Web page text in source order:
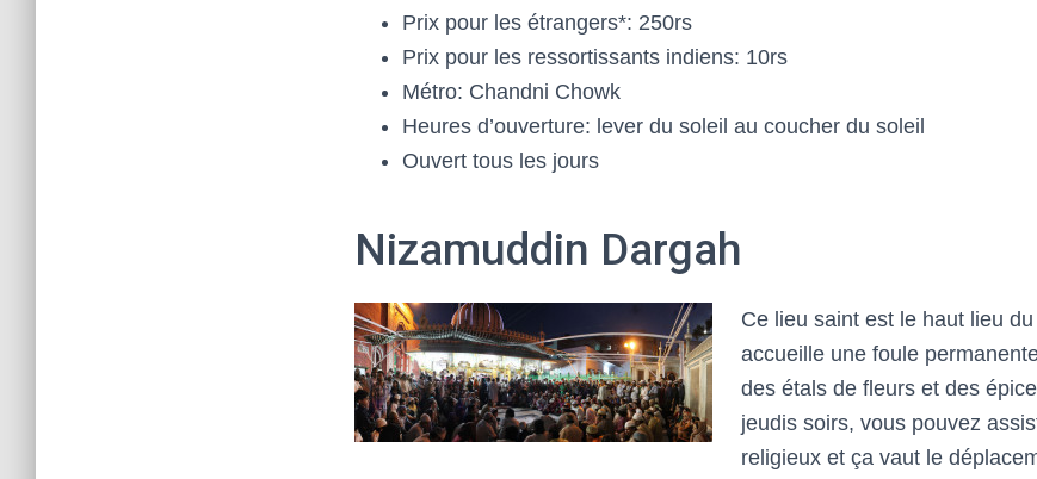
Prix pour les étrangers*: 250rs
Prix pour les ressortissants indiens: 10rs
Métro: Chandni Chowk
Heures d’ouverture: lever du soleil au coucher du soleil
Ouvert tous les jours
Nizamuddin Dargah
Ce lieu saint est le haut lieu
accueille une foule
des étals de fleurs et des
jeudis soirs, vous pouvez
religieux et ça vaut le